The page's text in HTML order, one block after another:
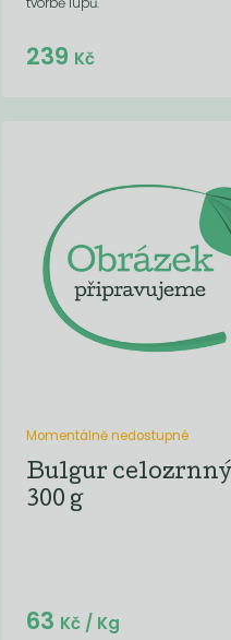
tvorbě lupů.
Do košíku:
239 Kč
Momentálně nedostupné
Bulgur celozrnný
300 g
63 Kč/ Kg